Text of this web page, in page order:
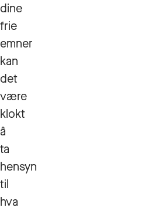
dine
frie
emner
kan
det
være
klokt
å
ta
hensyn
til
hva